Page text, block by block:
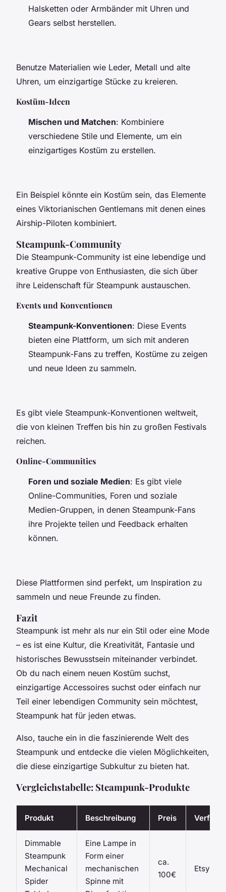
Halsketten oder Armbänder mit Uhren und
Gears selbst herstellen.
Benutze Materialien wie Leder, Metall und alte
Uhren, um einzigartige Stücke zu kreieren.
Kostüm-Ideen
Mischen und Matchen: Kombiniere
verschiedene Stile und Elemente, um ein
einzigartiges Kostüm zu erstellen.
Ein Beispiel könnte ein Kostüm sein, das Elemente
eines Viktorianischen Gentlemans mit denen eines
Airship-Piloten kombiniert.
Steampunk-Community
Die Steampunk-Community ist eine lebendige und
kreative Gruppe von Enthusiasten, die sich über
ihre Leidenschaft für Steampunk austauschen.
Events und Konventionen
Steampunk-Konventionen: Diese Events
bieten eine Plattform, um sich mit anderen
Steampunk-Fans zu treffen, Kostüme zu zeigen
und neue Ideen zu sammeln.
Es gibt viele Steampunk-Konventionen weltweit,
die von kleinen Treffen bis hin zu großen Festivals
reichen.
Online-Communities
Foren und soziale Medien: Es gibt viele
Online-Communities, Foren und soziale
Medien-Gruppen, in denen Steampunk-Fans
ihre Projekte teilen und Feedback erhalten
können.
Diese Plattformen sind perfekt, um Inspiration zu
sammeln und neue Freunde zu finden.
Fazit
Steampunk ist mehr als nur ein Stil oder eine Mode
– es ist eine Kultur, die Kreativität, Fantasie und
historisches Bewusstsein miteinander verbindet.
Ob du nach einem neuen Kostüm suchst,
einzigartige Accessoires suchst oder einfach nur
Teil einer lebendigen Community sein möchtest,
Steampunk hat für jeden etwas.
Also, tauche ein in die faszinierende Welt des
Steampunk und entdecke die vielen Möglichkeiten,
die diese einzigartige Subkultur zu bieten hat.
Vergleichstabelle: Steampunk-Produkte
Produkt Beschreibung Preis
Dimmable
Steampunk
Mechanical
Spider
Eine Lampe in
Form einer
mechanischen
Spinne mit
ca.
100€
Etsy